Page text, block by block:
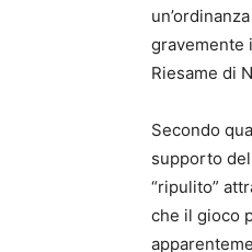
gravemente
Riesame di
Secondo
supporto
“ripulito”
che il gioco